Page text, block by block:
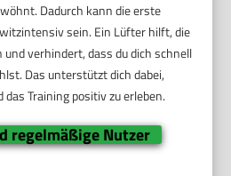
Dadurch kann die erste
sein. Ein Lüfter hilft, die
verhindert, dass du dich schnell
Das unterstützt dich dabei,
Training positiv zu erleben.
regelmäßige Nutzer